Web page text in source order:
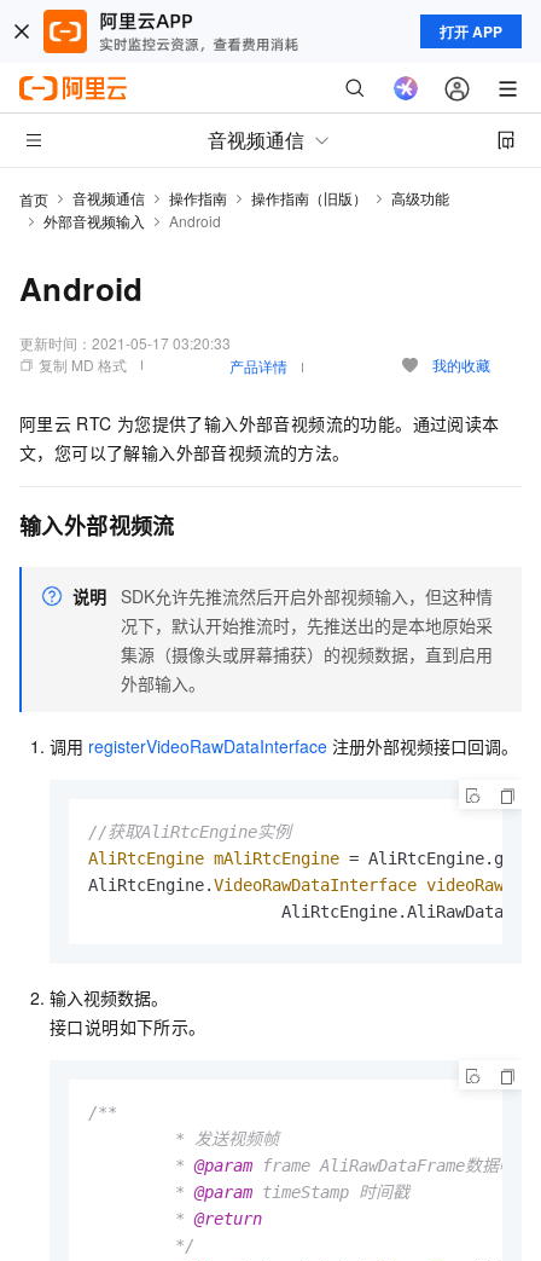
打开 APP
音视频通信
首页 音视频通信 操作指南 操作指南（旧版）
高级功能
外部音视频输入
Android
Android
更新时间： 2021-05-17 03:20:33
复制 MD 格式
产品详情 我的收藏
阿里云 RTC 为您提供了输入外部音视频流的功能。通过阅读本
文，您可以了解输入外部音视频流的方法。
输入外部视频流
说明 SDK允许先推流然后开启外部视频输入，但这种情
况下，默认开始推流时，先推送出的是本地原始采
集源（摄像头或屏幕捕获）的视频数据，直到启用
外部输入。
调用 registerVideoRawDataInterface 注册外部视频接口回调。
//获取AliRtcEngine实例
AliRtcEngine mAliRtcEngine =
AliRtcEngine.VideoRawDataInterface
输入视频数据。
接口说明如下所示。
/**
         * 发送视频帧
         *
@param frame AliRawDataFrame数据帧实
         *
@param timeStamp 时间戳
         *
@return
         */